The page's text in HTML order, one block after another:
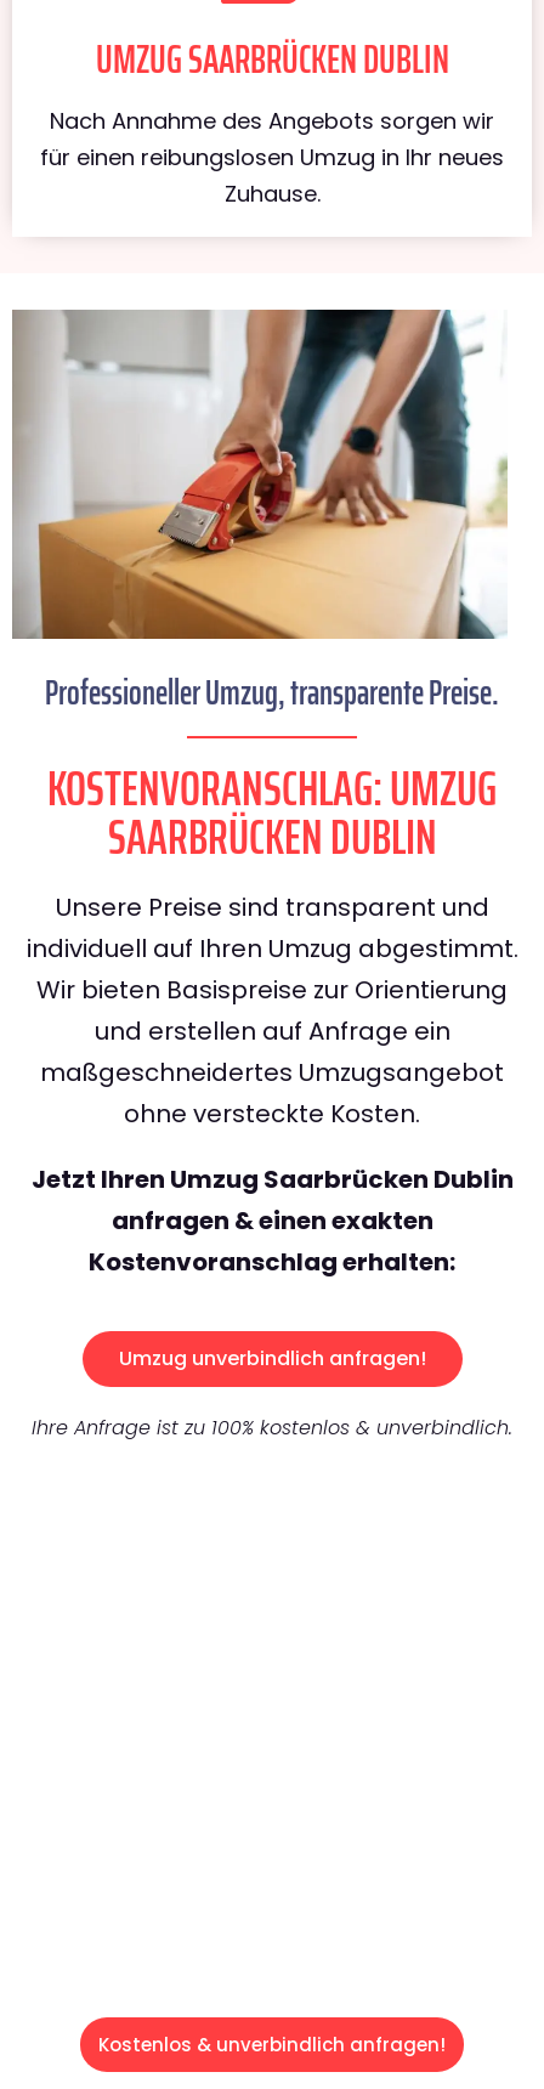
UMZUG SAARBRÜCKEN DUBLIN
Nach Annahme des Angebots sorgen wir
für einen reibungslosen Umzug in Ihr neues
Zuhause.
Professioneller Umzug, transparente Preise.
KOSTENVORANSCHLAG: UMZUG
SAARBRÜCKEN DUBLIN
Unsere Preise sind transparent und
individuell auf Ihren Umzug abgestimmt.
Wir bieten Basispreise zur Orientierung
und erstellen auf Anfrage ein
maßgeschneidertes Umzugsangebot
ohne versteckte Kosten.
Jetzt Ihren Umzug Saarbrücken Dublin
anfragen & einen exakten
Kostenvoranschlag erhalten:
Umzug unverbindlich anfragen!
Ihre Anfrage ist zu 100% kostenlos & unverbindlich.
Kostenlos & unverbindlich anfragen!